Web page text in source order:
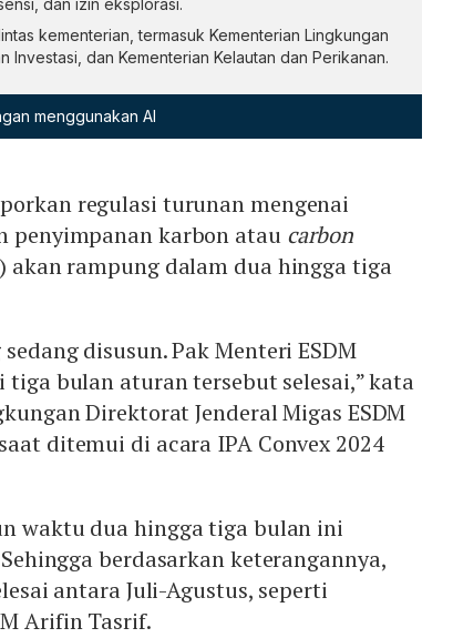
dan izin eksplorasi.
kementerian, termasuk Kementerian Lingkungan
Investasi, dan Kementerian Kelautan dan Perikanan.
menggunakan AI
regulasi turunan mengenai
penyimpanan karbon atau carbon
akan rampung dalam dua hingga tiga
disusun. Pak Menteri ESDM
bulan aturan tersebut selesai,” kata
Direktorat Jenderal Migas ESDM
ditemui di acara IPA Convex 2024
waktu dua hingga tiga bulan ini
berdasarkan keterangannya,
antara Juli-Agustus, seperti
Arifin Tasrif.